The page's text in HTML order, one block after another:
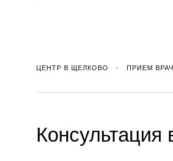
ЦЕНТР В ЩЕЛКОВО ПРИЕМ